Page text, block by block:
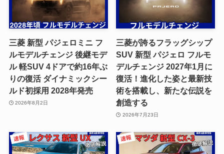
三菱 新型 パジェロミニ フ
ルモデルチェンジ 後継モデ
ル 軽SUV 4ドアで約16年ぶ
りの復活 ダイナミックシー
ルド初採用 2028年発売
2026年8月2日
三菱が誇るフラッグシップ
SUV 新型 パジェロ フルモ
デルチェンジ 2027年1月に
復活！進化した姿と最新技
術を搭載し、新たな伝説を
創造する
2026年7月23日